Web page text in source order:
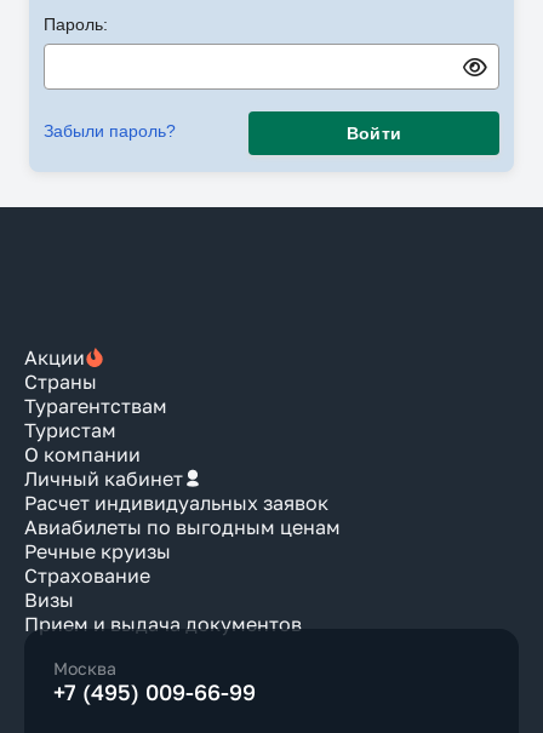
Пароль:
Забыли пароль? Войти
Акции
Страны
Турагентствам
Туристам
О компании
Личный кабинет
Расчет индивидуальных заявок
Авиабилеты по выгодным ценам
Речные круизы
Страхование
Визы
Прием и выдача документов
Москва
+7 (495) 009-66-99